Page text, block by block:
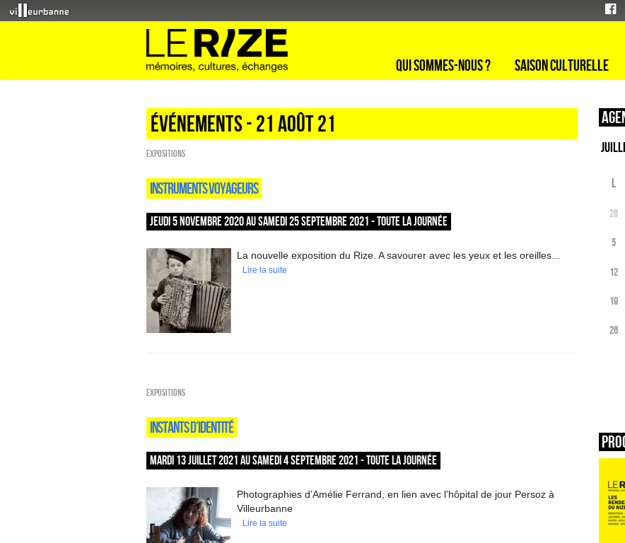
Qui sommes-nous ? Saison culturelle
Événements - 21 Août 21
EXPOSITIONS
INSTRUMENTS VOYAGEURS
JEUDI 5 NOVEMBRE 2020 AU SAMEDI 25 SEPTEMBRE 2021 - TOUTE LA JOURNÉE
La nouvelle exposition du Rize. A savourer avec les yeux et les oreilles...
Lire la suite
EXPOSITIONS
INSTANTS D’IDENTITÉ
MARDI 13 JUILLET 2021 AU SAMEDI 4 SEPTEMBRE 2021 - TOUTE LA JOURNÉE
Photographies d’Amélie Ferrand, en lien avec l’hôpital de jour Persoz à
Villeurbanne
Lire la suite
L
28
5
12
19
26